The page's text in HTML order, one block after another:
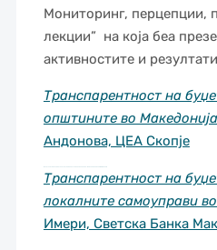
Мониторинг, перцепции,
лекции” на која беа
активностите и
Транспарентност на
општините во
Андонова, ЦЕА Скопје
Транспарентност на
локалните самоуправи
Имери, Светска Банка